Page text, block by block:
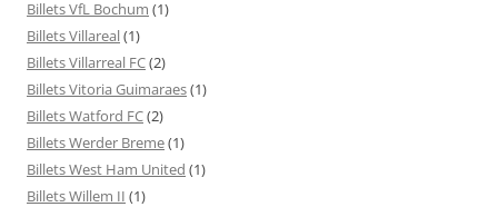
Billets VfL Bochum (1)
Billets Villareal(1)
Billets Villarreal FC(2)
Billets Vitoria Guimaraes(1)
Billets Watford FC(2)
Billets Werder Breme(1)
Billets West Ham United (1)
Billets Willem II (1)